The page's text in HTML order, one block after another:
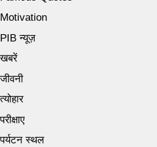
Motivation
PIB न्यूज़
खबरें
जीवनी
त्योहार
परीक्षाए
पर्यटन स्थल